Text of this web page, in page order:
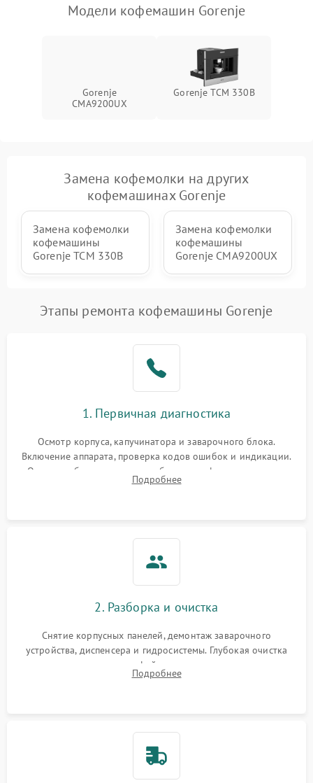
Модели кофемашин Gorenje
Gorenje
CMA9200UX
Gorenje TCM 330B
Замена кофемолки на других
кофемашинах Gorenje
Замена кофемолки
кофемашины
Gorenje TCM 330B
Замена кофемолки
кофемашины
Gorenje CMA9200UX
Этапы ремонта кофемашины Gorenje
1. Первичная диагностика
Осмотр корпуса, капучинатора и заварочного блока.
Включение аппарата, проверка кодов ошибок и индикации.
Оценка работы помпы, термоблока и кофемолки на слух.
Измерение температуры и давления воды для выявления
Подробнее
2. Разборка и очистка
Снятие корпусных панелей, демонтаж заварочного
устройства, диспенсера и гидросистемы. Глубокая очистка
внутренних узлов от кофейных масел, жмыха и накипи.
Промывка дренажных каналов и фильтров с использованием
Подробнее